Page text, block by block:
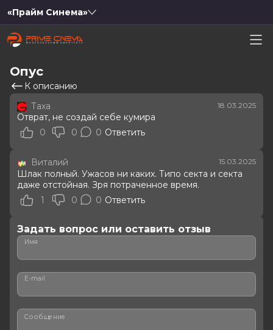
«Прайм Синема»
Опус
К описанию
Таха
18.03.2025
Отврат, не создай себе кумира
0
0 0 Ответить
Виталий 15.03.2025
Шлак полный. Ужасов ни каких. Типо секта и секта
даже отстойная. Зря потраченное время.
1
0 0 Ответить
Задать вопрос или оставить отзыв
Имя
E-mail
Сообщение